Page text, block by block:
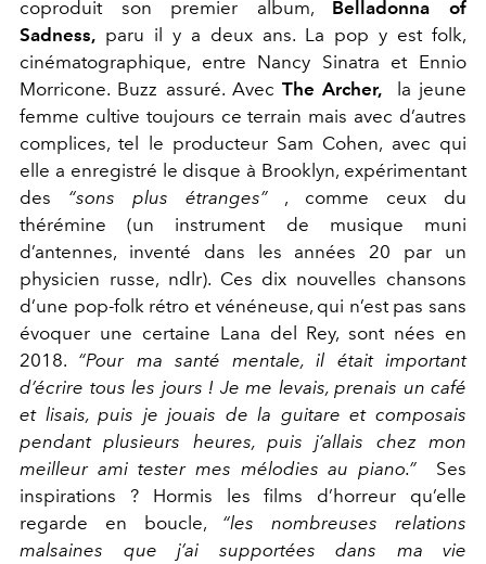
coproduit son premier album, Belladonna of
Sadness, paru il y a deux ans. La pop y est folk,
cinématographique, entre Nancy Sinatra et Ennio
Morricone. Buzz assuré. Avec The Archer,
la jeune
femme cultive toujours ce terrain mais avec d’autres
complices, tel le producteur Sam Cohen, avec qui
elle a enregistré le disque à Brooklyn, expérimentant
des “sons plus étranges”, comme ceux du
thérémine (un instrument de musique muni
d’antennes, inventé dans les années 20 par un
physicien russe, ndlr). Ces dix nouvelles chansons
d’une pop-folk rétro et vénéneuse, qui n’est pas sans
évoquer une certaine Lana del Rey, sont nées en
2018. “Pour ma santé mentale, il était important
d’écrire tous les jours ! Je me levais, prenais un café
et lisais, puis je jouais de la guitare et composais
pendant plusieurs heures, puis j’allais chez mon
meilleur ami tester mes mélodies au piano.”
Ses
inspirations ? Hormis les films d’horreur qu’elle
regarde en boucle, “les nombreuses relations
malsaines que j’ai supportées dans ma vie